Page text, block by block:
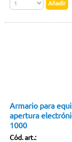
Armario para
apertura
1000
Cód. art.: